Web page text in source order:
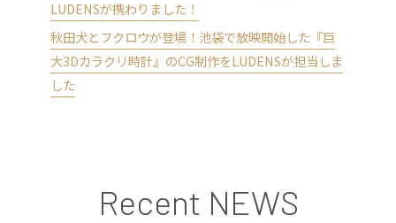
LUDENSが携わりました！
秋田犬とフクロウが登場！池袋で放映開始した『巨
大3Dカラクリ時計』のCG制作をLUDENSが担当しま
した
Recent NEWS